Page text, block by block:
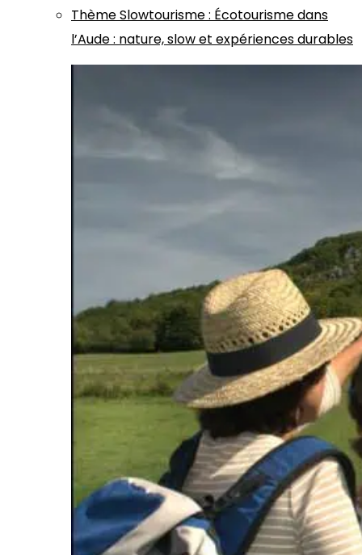
ThèmeSlowtourisme: Écotourisme dans
l’Aude : nature, slow et expériences durables